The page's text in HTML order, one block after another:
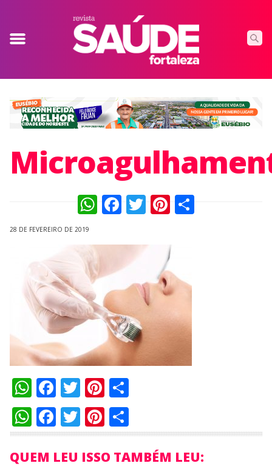
WhatsApp
Facebook
TwitterPinterest
28 DE FEVEREIRO DE 2019
WhatsApp
Facebook
Twitter
Pinterest
Compartilhar
WhatsApp
Facebook
Twitter
Pinterest
Compartilhar
QUEM LEU ISSO TAMBÉM LEU: